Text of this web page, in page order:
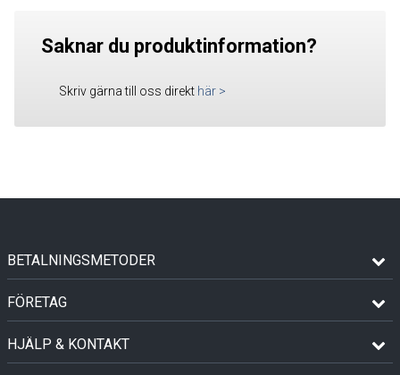
Saknar du produktinformation?
Skriv gärna till oss direkt här >
BETALNINGSMETODER
FÖRETAG
HJÄLP & KONTAKT